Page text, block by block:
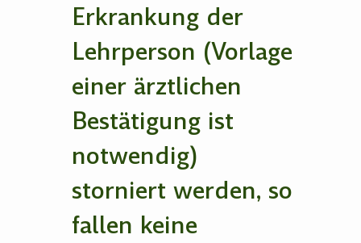
Erkrankung der
Lehrperson (Vorlage
einer ärztlichen
Bestätigung ist
notwendig)
storniert werden, so
fallen keine